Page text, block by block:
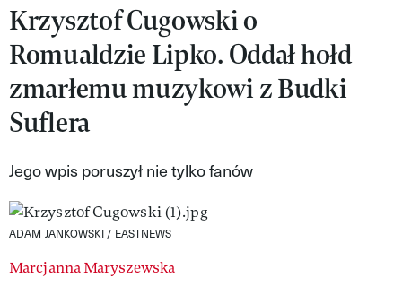
Nasze akcje
VIVA!ART
VIVA!MODA
VIVA!LIFESTYLE
VIVA!PEOPLE POWER
VIVA!ITAKA
MAGAZYN VIVA!
Krzysztof Cugowski o
Romualdzie Lipko. Oddał hołd
zmarłemu muzykowi z Budki
Suflera
Jego wpis poruszył nie tylko fanów
ADAM JANKOWSKI / EASTNEWS
Marcjanna Maryszewska